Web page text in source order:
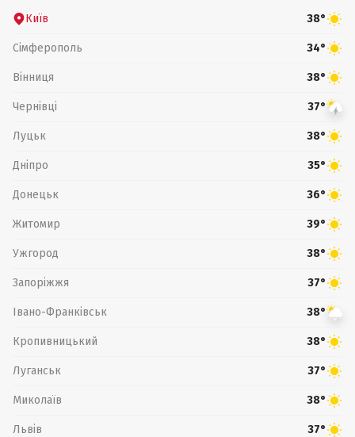
Київ 38°
Сімферополь 34°
Вінниця 38°
Чернівці 37°
Луцьк 38°
Дніпро 35°
Донецьк 36°
Житомир 39°
Ужгород 38°
Запоріжжя 37°
Івано-Франківськ 38°
Кропивницький 38°
Луганськ 37°
Миколаїв 38°
Львів 37°